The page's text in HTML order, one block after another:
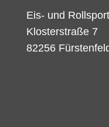
Eis- und
Klosterstraße 7
82256